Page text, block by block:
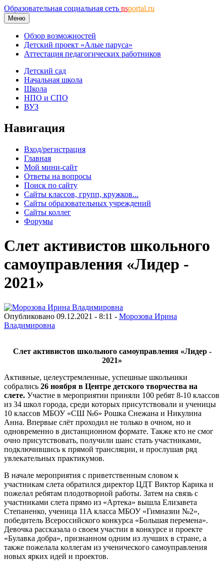
Образовательная социальная сеть nsportal.ru
Меню
Обзор возможностей
Детский проект «Алые паруса»
Аттестация педагогических работников
Детский сад
Начальная школа
Школа
НПО и СПО
ВУЗ
Навигация
Вход/регистрация
Главная
Мой мини-сайт
Ответы на вопросы
Поиск по сайту
Сайты классов, групп, кружков...
Сайты образовательных учреждений
Сайты коллег
Форумы
Слет активистов школьного
самоуправления «Лидер -
2021»
Опубликовано 09.12.2021 - 8:11 - Морозова Ирина
Владимировна
Слет активистов школьного самоуправления «Лидер -
2021»
Активные, целеустремленные, успешные школьники
собрались 26 ноября в Центре детского творчества на
слете. Участие в мероприятии приняли 100 ребят 8-10 классов
из 34 школ города, среди которых присутствовали и ученицы
10 классов МБОУ «СШ №6» Рошка Снежана и Никулина
Анна. Впервые слёт проходил не только в очном, но и
одновременно в дистанционном формате. Также кто не смог
очно присутствовать, получили шанс стать участниками,
подключившись к прямой трансляции, и прослушав ряд
увлекательных практикумов.
В начале мероприятия с приветственным словом к
участникам слета обратился директор ЦДТ Виктор Карика и
пожелал ребятам плодотворной работы. Затем на связь с
участниками слета прямо из «Артека» вышла Елизавета
Степаненко, ученица 11A класса МБОУ «Гимназии №2»,
победитель Всероссийского конкурса «Большая перемена».
Девочка рассказала о своем участии в конкурсе и проекте
«Булавка добра», признанном одним из лучших в стране, а
также пожелала коллегам из ученического самоуправления
новых ярких идей и проектов.